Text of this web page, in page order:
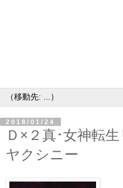
2018/01/24
Ｄ×２真･女神転
ヤクシニー